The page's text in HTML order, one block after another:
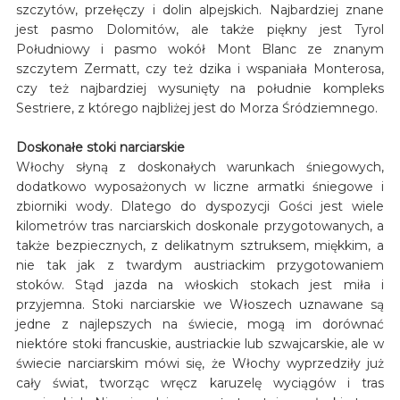
szczytów, przełęczy i dolin alpejskich. Najbardziej znane
jest pasmo Dolomitów, ale także piękny jest Tyrol
Południowy i pasmo wokół Mont Blanc ze znanym
szczytem Zermatt, czy też dzika i wspaniała Monterosa,
czy też najbardziej wysunięty na południe kompleks
Sestriere, z którego najbliżej jest do Morza Śródziemnego.
Doskonałe stoki narciarskie
Włochy słyną z doskonałych warunkach śniegowych,
dodatkowo wyposażonych w liczne armatki śniegowe i
zbiorniki wody. Dlatego do dyspozycji Gości jest wiele
kilometrów tras narciarskich doskonale przygotowanych, a
także bezpiecznych, z delikatnym sztruksem, miękkim, a
nie tak jak z twardym austriackim przygotowaniem
stoków. Stąd jazda na włoskich stokach jest miła i
przyjemna. Stoki narciarskie we Włoszech uznawane są
jedne z najlepszych na świecie, mogą im dorównać
niektóre stoki francuskie, austriackie lub szwajcarskie, ale w
świecie narciarskim mówi się, że Włochy wyprzedziły już
cały świat, tworząc wręcz karuzelę wyciągów i tras